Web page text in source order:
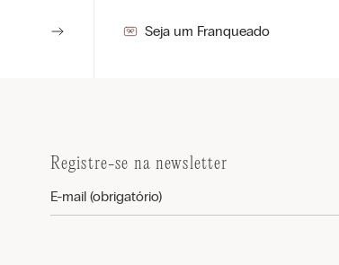
Seja um Franqueado
Registre-se na newsletter